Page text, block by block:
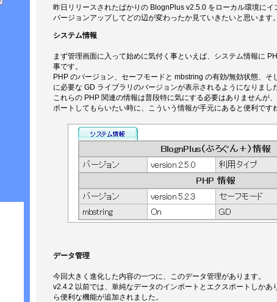
昨日リリースされたばかりの BlognPlus v2.5.0 をローカル環境にイ
バージョンアップしてどの辺が変わったか見ていきたいと思います。
システム情報
まず管理画面に入って始めに気付く事といえば、システム情報に
事です。
PHP のバージョン、セーフモードと mbstring の有効/無効状態、
に必要な GD ライブラリのバージョンが表示されるようになりまし
これらの PHP 関連の情報は普段特に気にする必要はありませんが
ポートしてもらいたい時に、こういう情報が手元にあると便利です
データ管理
今回大きく進化した内容の一つに、このデータ管理があります。
v2.4.2 以前では、単純なデータのインポートとエクスポートしかあ
ら便利な機能が追加されました。